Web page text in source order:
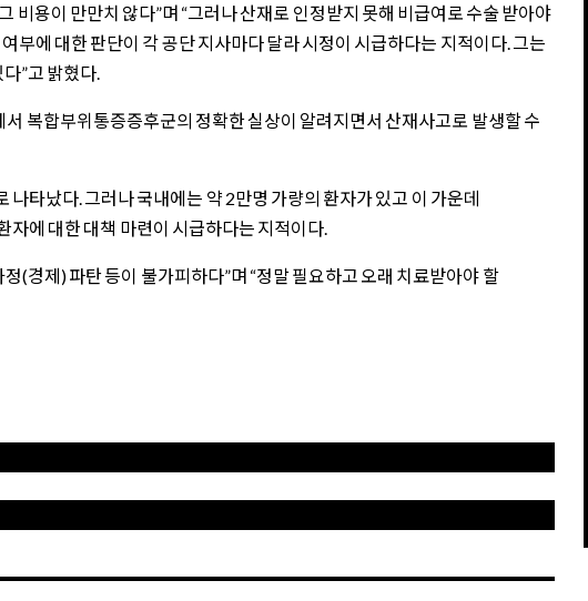
용이 만만치 않다”며 “그러나 산재로 인정받지 못해 비급여로 수술 받아야
부에 대한 판단이 각 공단 지사마다 달라 시정이 시급하다는 지적이다. 그는
”고 밝혔다.
복합부위통증증후군의 정확한 실상이 알려지면서 산재사고로 발생할 수
타났다. 그러나 국내에는 약 2만명 가량의 환자가 있고 이 가운데
에 대한 대책 마련이 시급하다는 지적이다.
(경제) 파탄 등이 불가피하다”며 “정말 필요하고 오래 치료받아야 할